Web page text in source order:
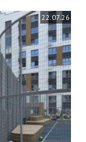
22.07.26